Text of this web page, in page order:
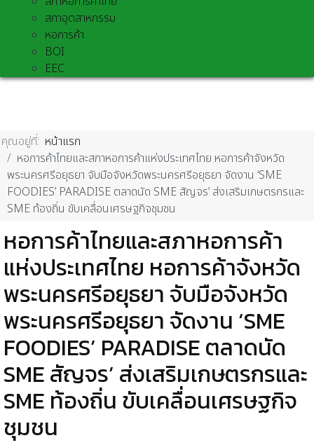
สภาอุตสาหกรรม
หอการค้า
BOI
EEC
คุณอยู่ที่: หน้าแรก
หอการค้าไทยและสภาหอการค้าแห่งประเทศไทย หอการค้าจังหวัด
พระนครศรีอยุธยา จับมือจังหวัดพระนครศรีอยุธยา จัดงาน ‘SME
FOODIES’ PARADISE ตลาดนัด SME สัญจร’ ส่งเสริมเกษตรกรและ
SME ท้องถิ่น ขับเคลื่อนเศรษฐกิจชุมชน
หอการค้าไทยและสภาหอการค้า
แห่งประเทศไทย หอการค้าจังหวัด
พระนครศรีอยุธยา จับมือจังหวัด
พระนครศรีอยุธยา จัดงาน ‘SME
FOODIES’ PARADISE ตลาดนัด
SME สัญจร’ ส่งเสริมเกษตรกรและ
SME ท้องถิ่น ขับเคลื่อนเศรษฐกิจ
ชุมชน